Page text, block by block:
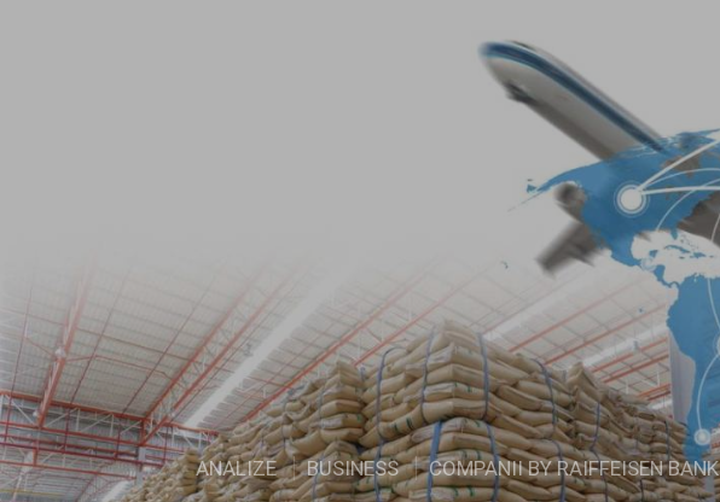
ANALIZE BUSINESS COMPANII BY RAIFFEISEN BANK